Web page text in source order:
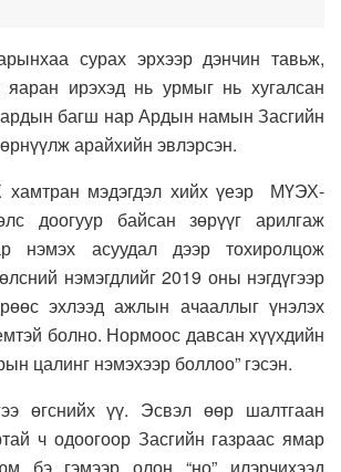
сурах эрхээр дэнчин тавьж,
ирэхэд нь урмыг нь хугалсан
ардын багш нар Ардын намын Засгийн
арайхийн эвлэрсэн.
мэдэгдэл хийх үеэр МҮЭХ-
доогуур байсан зөрүүг арилгаж
нэмэх асуудал дээр тохиролцож
нэмэгдлийг 2019 оны нэгдүгээр
эхлээд ажлын ачааллыг үнэлэх
болно. Нормоос давсан хүүхдийн
цалинг нэмэхээр боллоо” гэсэн.
өгснийх үү. Эсвэл өөр шалтгаан
ч одоогоор Засгийн газраас ямар